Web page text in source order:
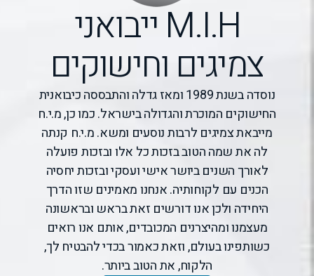
M.I.H ייבואני
צמיגים וחישוקים
נוסדה בשנת 1989 ומאז גדלה והתבססה כיבואנית
החישוקים המוכרת והגדולה בישראל. כמו כן, מ.י.ח
מייבאת צמיגים לרבות נוסעים ומשא. מ.י.ח קנתה
לה את שמה הטוב בזכות כל אלו ובזכות פועלה
לאורך השנים ביושר אישי ועסקי ובזכות יחסיה
הכנים עם לקוחותיה. אנחנו מאמינים שזו הדרך
היחידה ולכן אנו דורשים זאת בראש ובראשונה
מעצמנו ומהיצרנים המכובדים, אותם אנו רואים
כשותפינו בעולם, וזאת כאמור בכדי להבטיח לך,
הלקוח, את הטוב ביותר.